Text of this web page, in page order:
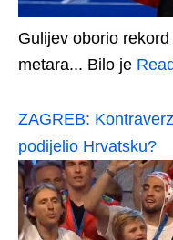
Gulijev oborio
metara... Bilo je
ZAGREB:
podijelio Hrvatsku?